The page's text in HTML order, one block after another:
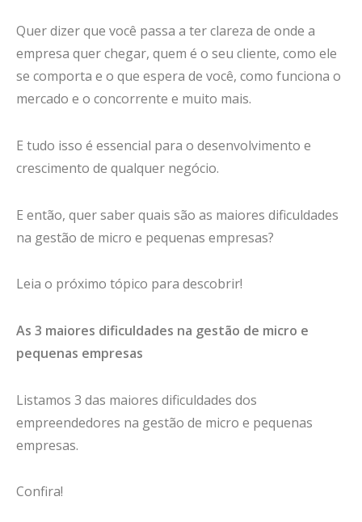
Quer dizer que você passa a ter clareza de onde a
empresa quer chegar, quem é o seu cliente, como ele
se comporta e o que espera de você, como funciona o
mercado e o concorrente e muito mais.
E tudo isso é essencial para o desenvolvimento e
crescimento de qualquer negócio.
E então, quer saber quais são as maiores dificuldades
na gestão de micro e pequenas empresas?
Leia o próximo tópico para descobrir!
As 3 maiores dificuldades na gestão de micro e
pequenas empresas
Listamos 3 das maiores dificuldades dos
empreendedores na gestão de micro e pequenas
empresas.
Confira!